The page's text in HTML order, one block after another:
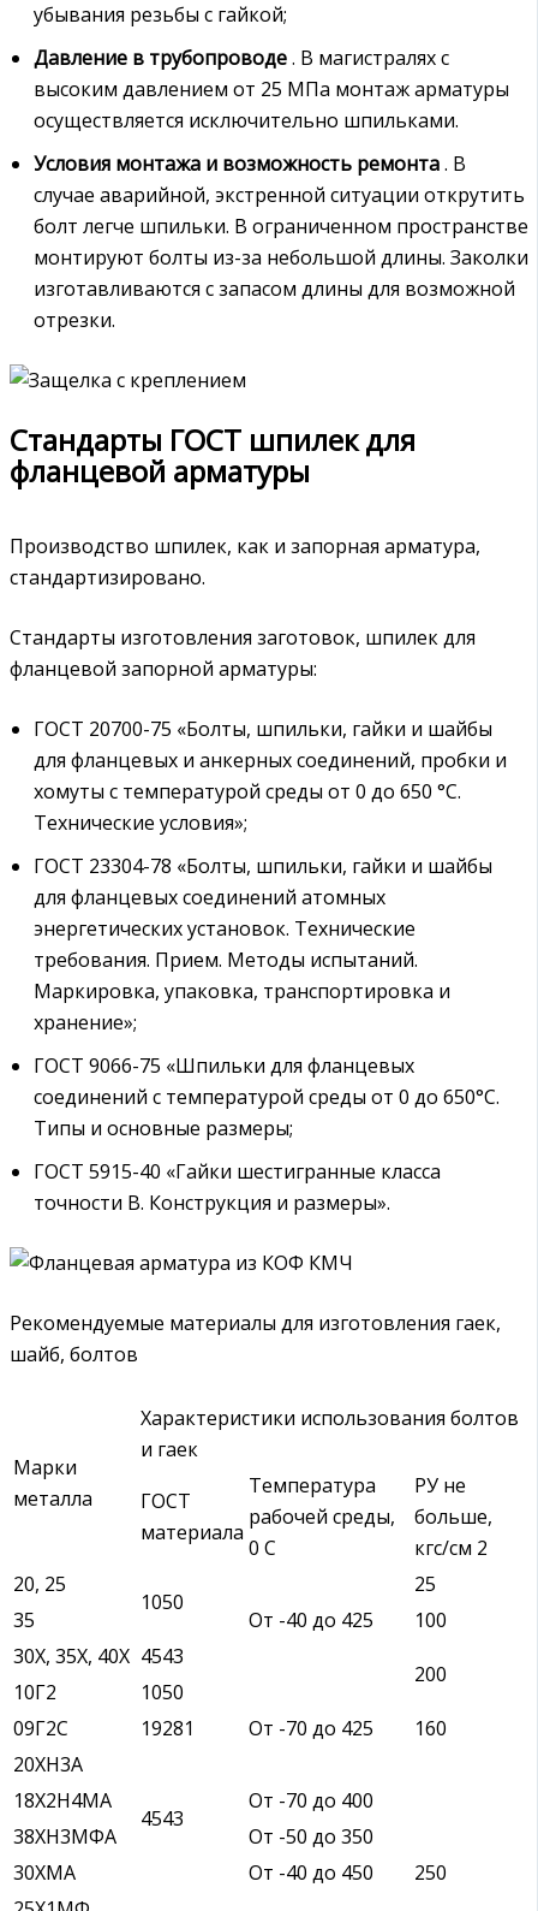
убывания резьбы с гайкой;
Давление в трубопроводе. В магистралях с
высоким давлением от 25 МПа монтаж арматуры
осуществляется исключительно шпильками.
Условия монтажа и возможность ремонта. В
случае аварийной, экстренной ситуации открутить
болт легче шпильки. В ограниченном пространстве
монтируют болты из-за небольшой длины. Заколки
изготавливаются с запасом длины для возможной
отрезки.
Стандарты ГОСТ шпилек для
фланцевой арматуры
Производство шпилек, как и запорная арматура,
стандартизировано.
Стандарты изготовления заготовок, шпилек для
фланцевой запорной арматуры:
ГОСТ 20700-75 «Болты, шпильки, гайки и шайбы
для фланцевых и анкерных соединений, пробки и
хомуты с температурой среды от 0 до 650 °С.
Технические условия»;
ГОСТ 23304-78 «Болты, шпильки, гайки и шайбы
для фланцевых соединений атомных
энергетических установок. Технические
требования. Прием. Методы испытаний.
Маркировка, упаковка, транспортировка и
хранение»;
ГОСТ 9066-75 «Шпильки для фланцевых
соединений с температурой среды от 0 до 650°С.
Типы и основные размеры;
ГОСТ 5915-40 «Гайки шестигранные класса
точности В. Конструкция и размеры».
Рекомендуемые материалы для изготовления гаек,
шайб, болтов
Марки
металла
Характеристики использования болтов
и гаек
ГОСТ
материала
Температура
рабочей среды,
0 С
РУ не
больше,
кгс/см 2
20, 25
1050
От -40 до 425
25
35
100
30Х, 35Х, 40Х 4543
200
10Г2
1050
От -70 до 425
09Г2С 19281
160
20ХН3А
4543
250
18Х2Н4МА
От -70 до 400
38ХН3МФА
От -50 до 350
30ХМА
От -40 до 450